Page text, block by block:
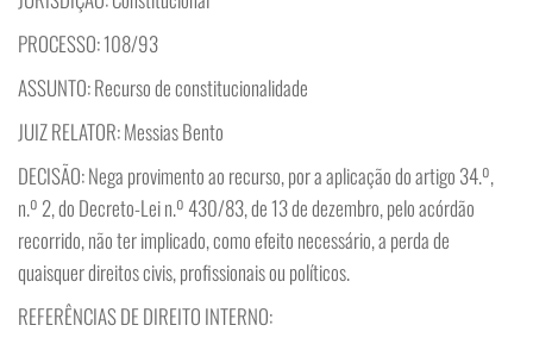
PROCESSO: 108/93
ASSUNTO: Recurso de constitucionalidade
JUIZ RELATOR: Messias Bento
DECISÃO: Nega provimento ao recurso, por a aplicação do artigo 34.º,
n.º 2, do Decreto-Lei n.º 430/83, de 13 de dezembro, pelo acórdão
recorrido, não ter implicado, como efeito necessário, a perda de
quaisquer direitos civis, profissionais ou políticos.
REFERÊNCIAS DE DIREITO INTERNO: